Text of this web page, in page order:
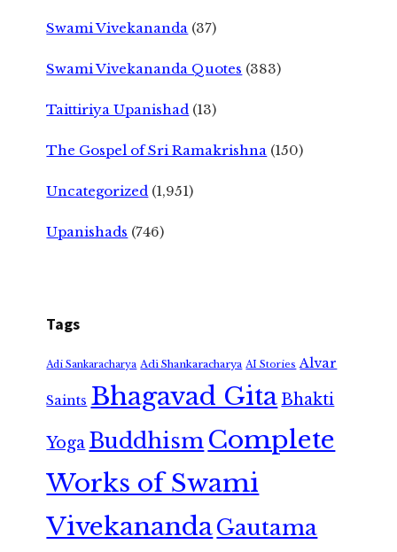
Swami Vivekananda (37)
Swami Vivekananda Quotes (383)
Taittiriya Upanishad (13)
The Gospel of Sri Ramakrishna (150)
Uncategorized (1,951)
Upanishads (746)
Tags
Adi Sankaracharya Adi Shankaracharya AI Stories Alvar
Saints Bhagavad GitaBhakti
Yoga Buddhism Complete
Works of Swami
VivekanandaGautama